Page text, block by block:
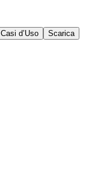
Casi d’Uso Scarica